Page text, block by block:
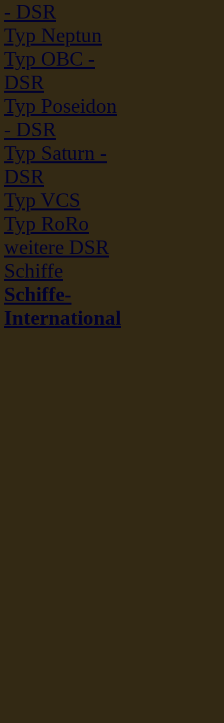
- DSR
Typ Neptun
Typ OBC -
DSR
Typ Poseidon
- DSR
Typ Saturn -
DSR
Typ VCS
Typ RoRo
weitere DSR
Schiffe
Schiffe-
International